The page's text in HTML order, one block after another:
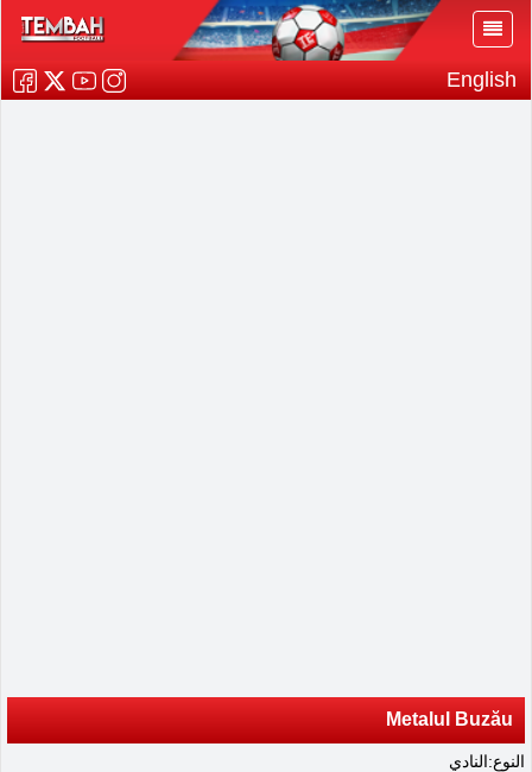
English
Metalul Buzău
النوع:النادي